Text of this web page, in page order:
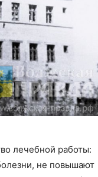
лечебной работы:
не повышают